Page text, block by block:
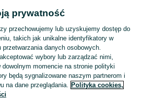
Sprzedaż pozostałych butów damskich Katowice ▶️ różne style, fasony i okazje ✅ Nowe i używane w atrakcyjnych cenach ✌ Znajdź oferty na OLX.pl! Zobacz
prywatność
przechowujemy lub uzyskujemy dostęp do
takich jak unikalne identyfikatory w
danych osobowych.
wybory lub zarządzać nimi,
dowolnym momencie na stronie polityki
będą sygnalizowane naszym partnerom i
na dane przeglądania. Polityka cookies,